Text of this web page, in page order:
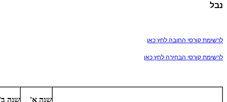
נבל
לרשימת קורסי החובה לחץ כאן
לרשימת קורסי הבחירה לחץ כאן
שנה א' שנה